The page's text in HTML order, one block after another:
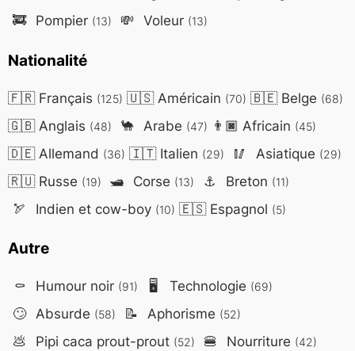
🚒 Pompier (13) 💸 Voleur (13)
Nationalité
🇫🇷Français (125) 🇺🇸Américain (70) 🇧🇪Belge (68)
🇬🇧Anglais (48) 🐪 Arabe (47) 👨🏿 Africain (45)
🇩🇪Allemand (36) 🇮🇹Italien (29) 🥢 Asiatique (29)
🇷🇺Russe (19) 🛥️ Corse (13) ⚓ Breton (11)
🏹 Indien et cow-boy (10) 🇪🇸Espagnol (5)
Autre
⚰️ Humour noir (91) 🖥️ Technologie (69)
🙄 Absurde (58) 📝 Aphorisme (52)
💩 Pipi caca prout-prout (52) 🍔 Nourriture (42)